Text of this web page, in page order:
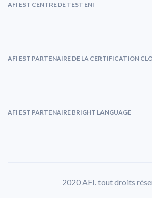
AFI EST CENTRE DE TEST ENI
AFI EST PARTENAIRE DE LA CERTIFICATION
AFI EST PARTENAIRE BRIGHT LANGUAGE
2020 AFI. tout droits